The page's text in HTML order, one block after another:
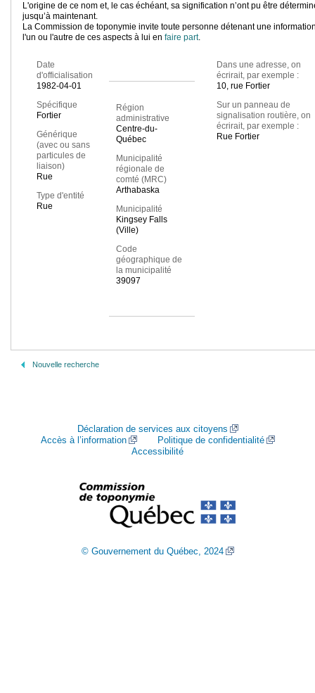
L'origine de ce nom et, le cas échéant, sa signification n’ont pu être
jusqu’à maintenant.
La Commission de toponymie invite toute personne détenant une
l'un ou l'autre de ces aspects à lui en faire part.
Date
d'officialisation
1982-04-01
Spécifique
Fortier
Générique
(avec ou sans
particules de
liaison)
Rue
Type d'entité
Rue
Région
administrative
Centre-du-
Québec
Municipalité
régionale de
comté (MRC)
Arthabaska
Municipalité
Kingsey Falls
(Ville)
Code
géographique de
la municipalité
39097
Dans une adresse, on
écrirait, par exemple :
10, rue Fortier
Sur un panneau de
signalisation routière, on
écrirait, par exemple :
Rue Fortier
Nouvelle recherche
Déclaration de services aux citoyens
Accès à l’information
Politique de confidentialité
Accessibilité
© Gouvernement du Québec, 2024